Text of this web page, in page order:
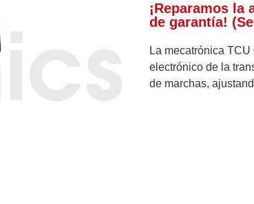
¡Reparamos la
de garantía!
La mecatrónica TCU
electrónico de la
de marchas,